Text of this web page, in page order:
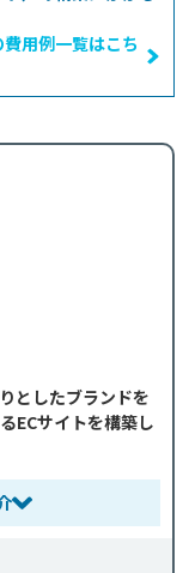
用例一覧はこち
としたブランドを
ECサイトを構築し